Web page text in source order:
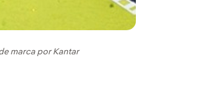
marca por Kantar